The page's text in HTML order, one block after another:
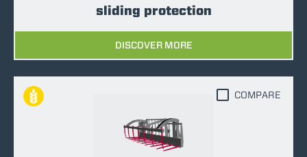
sliding protection
DISCOVER MORE
COMPARE